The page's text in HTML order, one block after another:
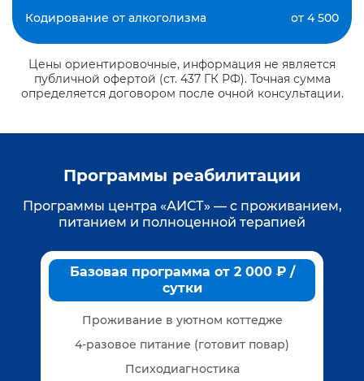
Кодирование от алкоголизма от 4 500
Цены ориентировочные, информация не является
публичной офертой (ст. 437 ГК РФ). Точная сумма
определяется договором после очной консультации.
Программы реабилитации
Программы центра «АИСТ» — с проживанием,
питанием и полноценной терапией
Базовая программа от 2 000 ₽ /
сутки
Проживание в уютном коттедже
4-разовое питание (готовит повар)
Психодиагностика